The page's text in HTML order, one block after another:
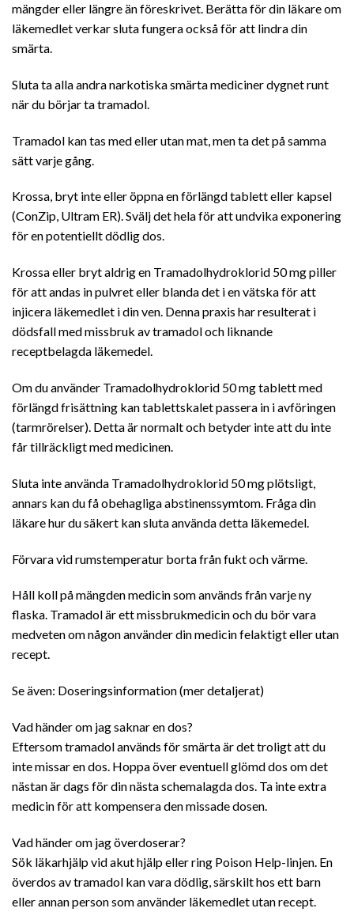
mängder eller längre än föreskrivet. Berätta för din läkare om
läkemedlet verkar sluta fungera också för att lindra din
smärta.
Sluta ta alla andra narkotiska smärta mediciner dygnet runt
när du börjar ta tramadol.
Tramadol kan tas med eller utan mat, men ta det på samma
sätt varje gång.
Krossa, bryt inte eller öppna en förlängd tablett eller kapsel
(ConZip, Ultram ER). Svälj det hela för att undvika exponering
för en potentiellt dödlig dos.
Krossa eller bryt aldrig en Tramadolhydroklorid 50 mg piller
för att andas in pulvret eller blanda det i en vätska för att
injicera läkemedlet i din ven. Denna praxis har resulterat i
dödsfall med missbruk av tramadol och liknande
receptbelagda läkemedel.
Om du använder Tramadolhydroklorid 50 mg tablett med
förlängd frisättning kan tablettskalet passera in i avföringen
(tarmrörelser). Detta är normalt och betyder inte att du inte
får tillräckligt med medicinen.
Sluta inte använda Tramadolhydroklorid 50 mg plötsligt,
annars kan du få obehagliga abstinenssymtom. Fråga din
läkare hur du säkert kan sluta använda detta läkemedel.
Förvara vid rumstemperatur borta från fukt och värme.
Håll koll på mängden medicin som används från varje ny
flaska. Tramadol är ett missbrukmedicin och du bör vara
medveten om någon använder din medicin felaktigt eller utan
recept.
Se även: Doseringsinformation (mer detaljerat)
Vad händer om jag saknar en dos?
Eftersom tramadol används för smärta är det troligt att du
inte missar en dos. Hoppa över eventuell glömd dos om det
nästan är dags för din nästa schemalagda dos. Ta inte extra
medicin för att kompensera den missade dosen.
Vad händer om jag överdoserar?
Sök läkarhjälp vid akut hjälp eller ring Poison Help-linjen. En
överdos av tramadol kan vara dödlig, särskilt hos ett barn
eller annan person som använder läkemedlet utan recept.